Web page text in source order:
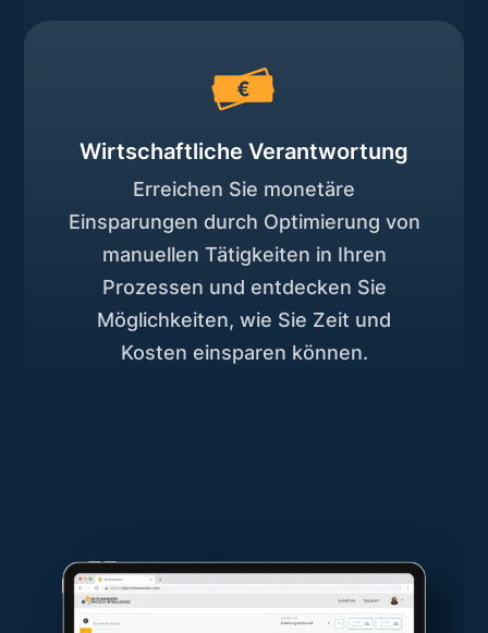
Wirtschaftliche Verantwortung
Erreichen Sie monetäre
Einsparungen durch Optimierung von
manuellen Tätigkeiten in Ihren
Prozessen und entdecken Sie
Möglichkeiten, wie Sie Zeit und
Kosten einsparen können.